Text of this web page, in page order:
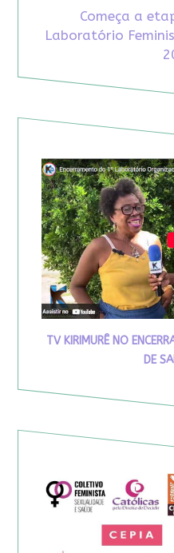
Começa a
Laboratório
TV KIRIMURÊ NO
DE